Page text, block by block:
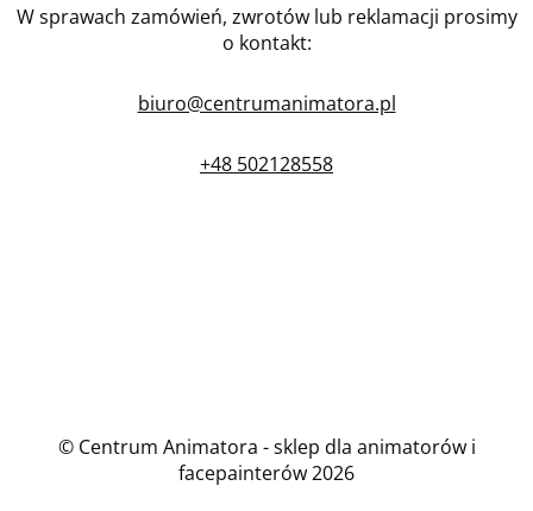
W sprawach zamówień, zwrotów lub reklamacji prosimy
o kontakt:
biuro@centrumanimatora.pl
+48 502128558
© Centrum Animatora - sklep dla animatorów i
facepainterów 2026